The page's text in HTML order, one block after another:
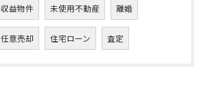
収益物件 未使用不動産 離婚
任意売却 住宅ローン 査定